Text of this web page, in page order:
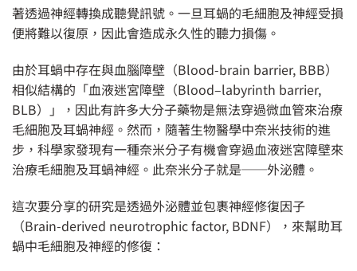
著透過神經轉換成聽覺訊號。一旦耳蝸的毛細胞及神經受損
便將難以復原，因此會造成永久性的聽力損傷。
由於耳蝸中存在與血腦障壁（Blood-brain barrier, BBB）
相似結構的「血液迷宮障壁（Blood–labyrinth barrier,
BLB）」，因此有許多大分子藥物是無法穿過微血管來治療
毛細胞及耳蝸神經。然而，隨著生物醫學中奈米技術的進
步，科學家發現有一種奈米分子有機會穿過血液迷宮障壁來
治療毛細胞及耳蝸神經。此奈米分子就是──外泌體。
這次要分享的研究是透過外泌體並包裹神經修復因子
（Brain-derived neurotrophic factor, BDNF），來幫助耳
蝸中毛細胞及神經的修復：